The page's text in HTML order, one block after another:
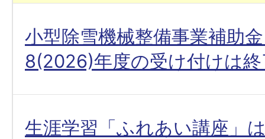
小型除雪機械整備事業補助
8(2026)年度の受け付けは
生涯学習「ふれあい講座」